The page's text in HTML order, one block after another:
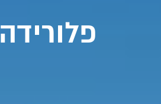
פלורידה S8